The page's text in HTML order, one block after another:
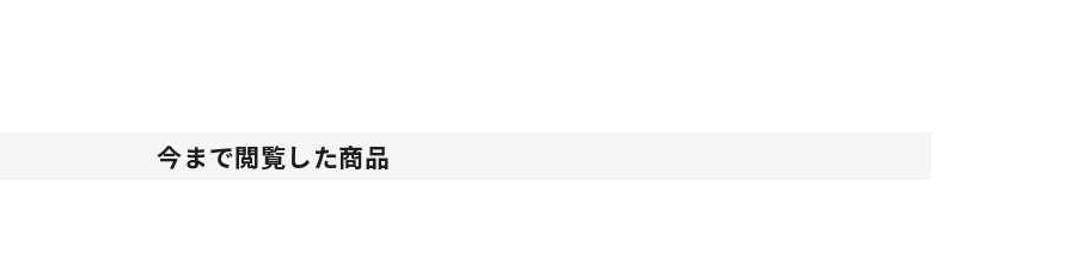
今まで閲覧した商品